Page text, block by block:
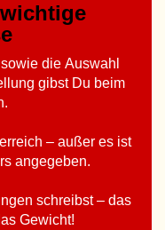
die Auswahl
gibst Du beim
– außer es ist
angegeben.
schreibst – das
Gewicht!